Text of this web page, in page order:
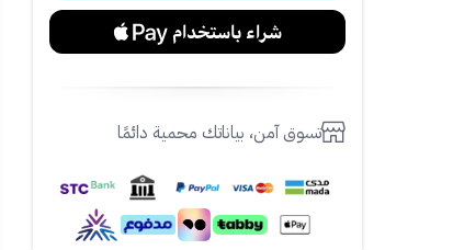
تسوق آمن، بياناتك محمية دائمًا